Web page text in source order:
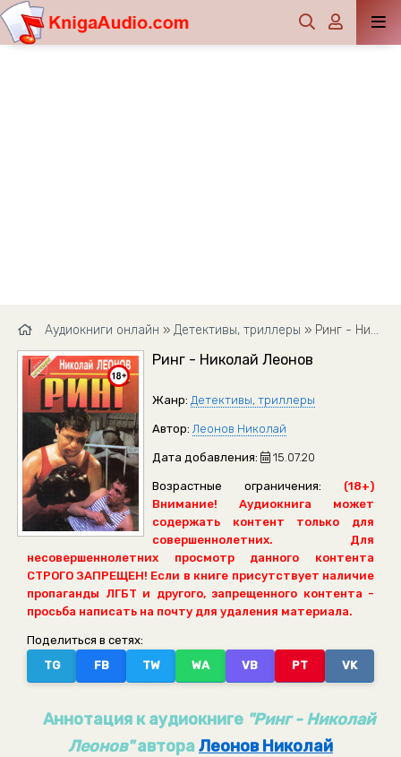
Аудиокниги онлайн » Детективы, триллеры » Ринг - Николай Леонов
Ринг - Николай Леонов
Жанр: Детективы, триллеры
Автор: Леонов Николай
Дата добавления: 15.07.20
Возрастные ограничения:
(18+)
Внимание! Аудиокнига может
содержать контент только для
совершеннолетних. Для
несовершеннолетних просмотр данного контента
СТРОГО ЗАПРЕЩЕН! Если в книге присутствует наличие
пропаганды ЛГБТ и другого, запрещенного контента -
просьба написать на почту для удаления материала.
Поделиться в сетях:
TG
FB TW WA VB PT VK
Аннотация к аудиокниге "Ринг - Николай
Леонов"автора Леонов Николай